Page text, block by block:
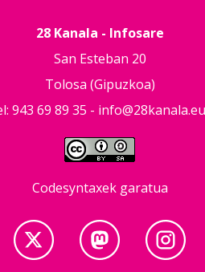
28 Kanala - Infosare
San Esteban 20
Tolosa (Gipuzkoa)
943 69 89 35 -
Codesyntaxek garatua